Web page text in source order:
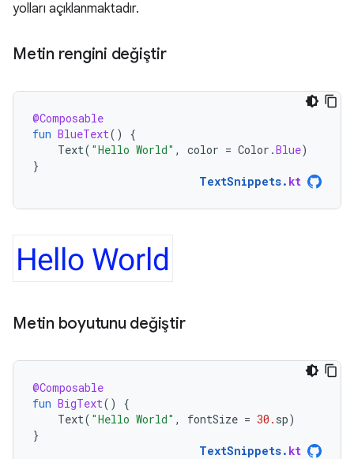
yolları açıklanmaktadır.
Metin rengini değiştir
@Composable
fun BlueText()
{
Text( "Hello World" , color = Color .Blue)
}
TextSnippets. kt
Metin boyutunu değiştir
@Composable
fun BigText()
{
Text( "Hello World" , fontSize = 30. sp)
}
TextSnippets. kt